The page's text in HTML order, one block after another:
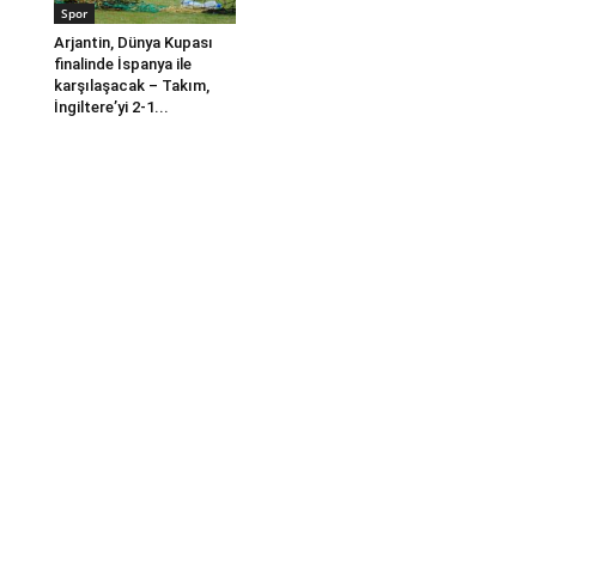
Spor
Arjantin, Dünya Kupası
finalinde İspanya ile
karşılaşacak – Takım,
İngiltere’yi 2-1...